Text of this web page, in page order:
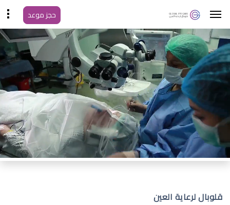
حجز موعد
قلوبال لرعاية العين